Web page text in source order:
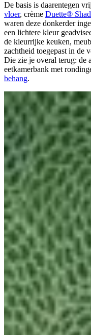
De basis is daarentegen
vloer, crème Duette®
waren deze donkerder
een lichtere kleur
de kleurrijke keuken,
zachtheid toegepast in de
Die zie je overal terug: de
eetkamerbank met
behang.